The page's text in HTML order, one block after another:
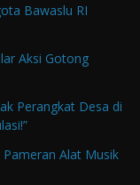
Bawaslu RI
Aksi Gotong
Perangkat Desa di
Alat Musik